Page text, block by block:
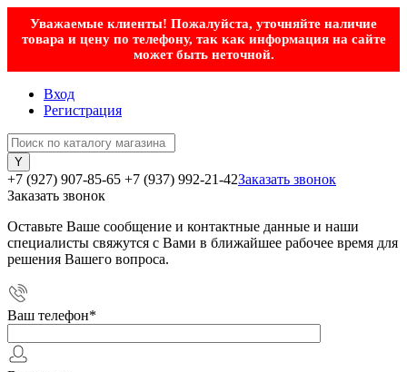
Уважаемые клиенты! Пожалуйста, уточняйте наличие
товара и цену по телефону, так как информация на сайте
может быть неточной.
Вход
Регистрация
+7 (927) 907-85-65 +7 (937) 992-21-42Заказать звонок
Заказать звонок
Оставьте Ваше сообщение и контактные данные и наши
специалисты свяжутся с Вами в ближайшее рабочее время для
решения Вашего вопроса.
Ваш телефон*